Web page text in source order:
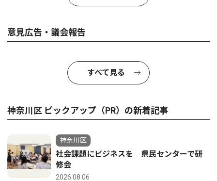
意見広告・議会報告
すべて見る
神奈川区 ピックアップ（PR）の新着記事
神奈川区
社会課題にビジネスを 県民センターで研
修会
2026.08.06